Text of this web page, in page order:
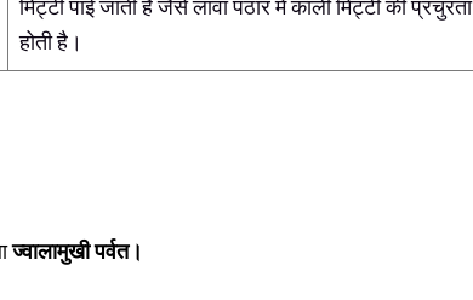
मिट्टी पाई जाती है जैसे लावा पठार में काली मिट्टी की प्रचुरता
होती है।
ज्वालामुखी पर्वत।